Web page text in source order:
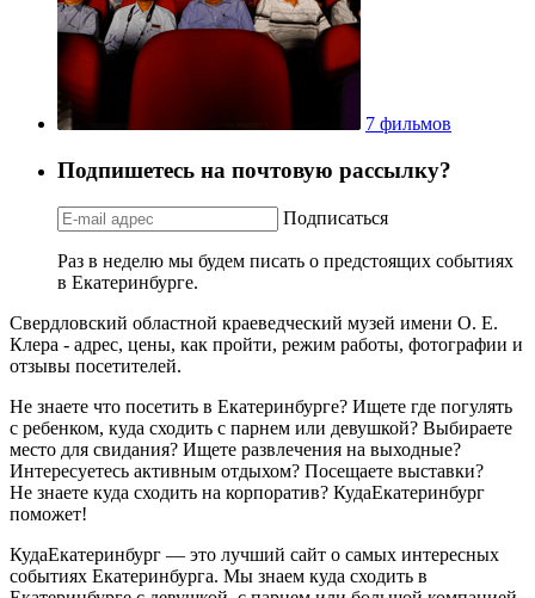
7 фильмов
Подпишетесь на почтовую рассылку?
Подписаться
Раз в неделю мы будем писать о предстоящих событиях
в Екатеринбурге.
Свердловский областной краеведческий музей имени О. Е.
Клера - адрес, цены, как пройти, режим работы, фотографии и
отзывы посетителей.
Не знаете что посетить в Екатеринбурге? Ищете где погулять
с ребенком, куда сходить с парнем или девушкой? Выбираете
место для свидания? Ищете развлечения на выходные?
Интересуетесь активным отдыхом? Посещаете выставки?
Не знаете куда сходить на корпоратив? КудаЕкатеринбург
поможет!
КудаЕкатеринбург — это лучший сайт о самых интересных
событиях Екатеринбурга. Мы знаем куда сходить в